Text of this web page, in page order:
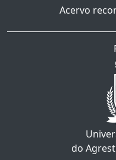
Acervo
do